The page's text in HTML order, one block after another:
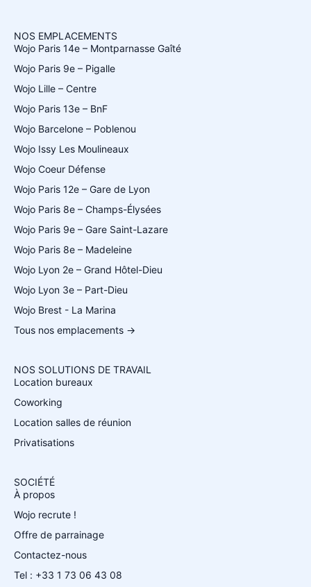
NOS EMPLACEMENTS
Wojo Paris 14e – Montparnasse Gaîté
Wojo Paris 9e – Pigalle
Wojo Lille – Centre
Wojo Paris 13e – BnF
Wojo Barcelone – Poblenou
Wojo Issy Les Moulineaux
Wojo Coeur Défense
Wojo Paris 12e – Gare de Lyon
Wojo Paris 8e – Champs-Élysées
Wojo Paris 9e – Gare Saint-Lazare
Wojo Paris 8e – Madeleine
Wojo Lyon 2e – Grand Hôtel-Dieu
Wojo Lyon 3e – Part-Dieu
Wojo Brest - La Marina
Tous nos emplacements →
NOS SOLUTIONS DE TRAVAIL
Location bureaux
Coworking
Location salles de réunion
Privatisations
SOCIÉTÉ
À propos
Wojo recrute !
Offre de parrainage
Contactez-nous
Tel : +33 1 73 06 43 08
Español